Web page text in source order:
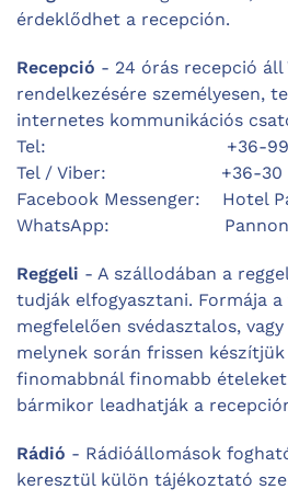
érdeklődhet a recepción.
Recepció - 24 órás recepció áll
rendelkezésére személyesen,
internetes kommunikációs
Tel: +36-99 /
Tel / Viber: +36-30 /
Facebook Messenger: Hotel
WhatsApp: Pannonia
Reggeli - A szállodában a
tudják elfogyasztani. Formája
megfelelően svédasztalos,
melynek során frissen készítjük
finomabbnál finomabb
bármikor leadhatják a
Rádió - Rádióállomások
keresztül külön tájékoztató